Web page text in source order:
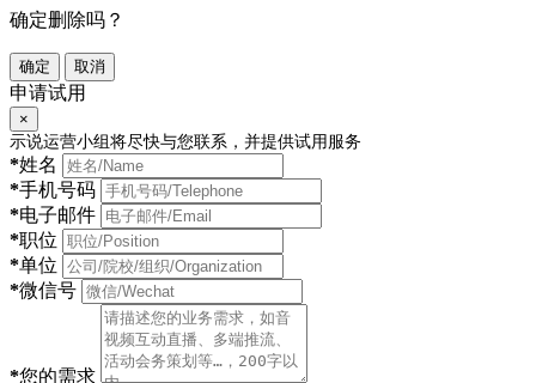
确定删除吗？
确定 取消
申请试用
×
示说运营小组将尽快与您联系，并提供试用服务
*姓名
*手机号码
*电子邮件
*职位
*单位
*微信号
*您的需求